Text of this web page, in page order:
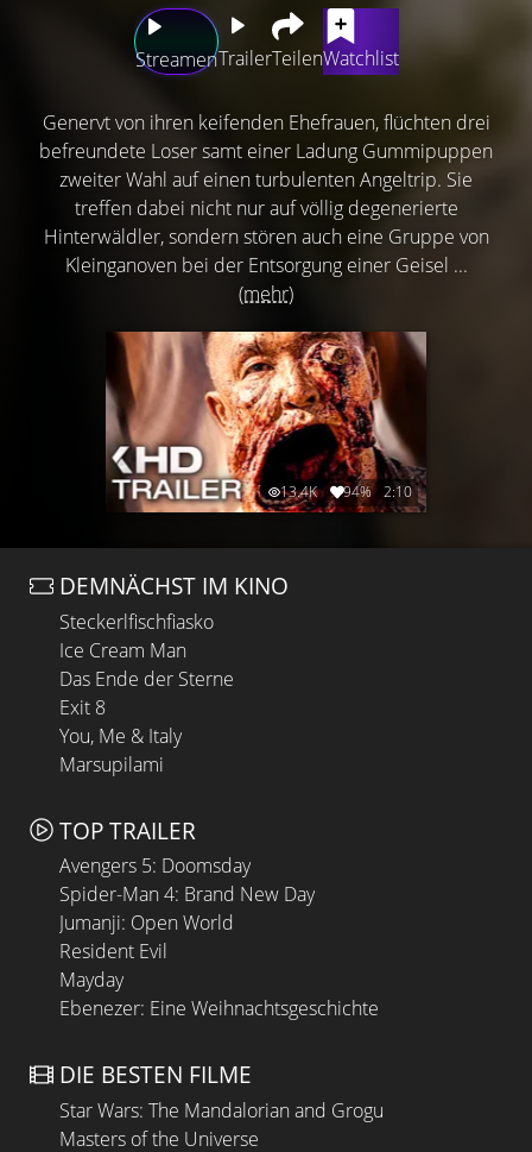
StreamenTrailerTeilenWatchlist
Genervt von ihren keifenden Ehefrauen, flüchten drei
befreundete Loser samt einer Ladung Gummipuppen
zweiter Wahl auf einen turbulenten Angeltrip. Sie
treffen dabei nicht nur auf völlig degenerierte
Hinterwäldler, sondern stören auch eine Gruppe von
Kleinganoven bei der Entsorgung einer Geisel ...
(mehr)
13.4K 94% 2:10
DEMNÄCHST IM KINO
Steckerlfischfiasko
Ice Cream Man
Das Ende der Sterne
Exit 8
You, Me & Italy
Marsupilami
TOP TRAILER
Avengers 5: Doomsday
Spider-Man 4: Brand New Day
Jumanji: Open World
Resident Evil
Mayday
Ebenezer: Eine Weihnachtsgeschichte
DIE BESTEN FILME
Star Wars: The Mandalorian and Grogu
Masters of the Universe